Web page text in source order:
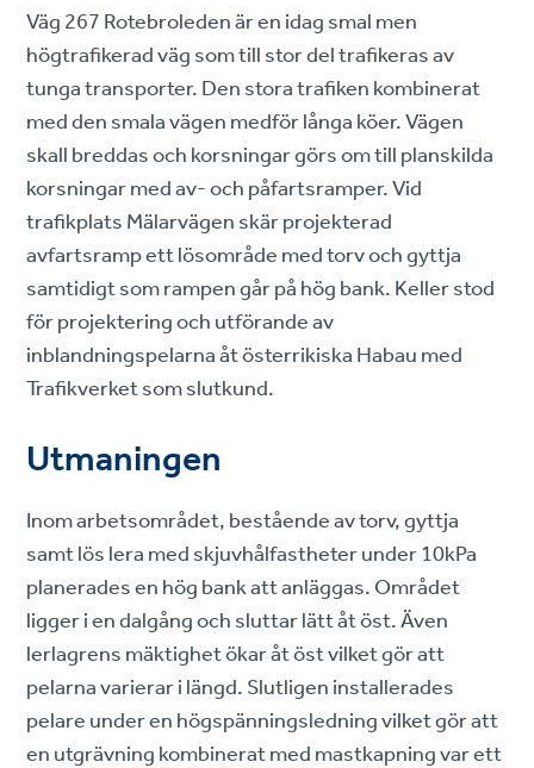
Väg 267 Rotebroleden är en idag smal men
högtrafikerad väg som till stor del trafikeras av
tunga transporter. Den stora trafiken kombinerat
med den smala vägen medför långa köer. Vägen
skall breddas och korsningar görs om till planskilda
korsningar med av- och påfartsramper. Vid
trafikplats Mälarvägen skär projekterad
avfartsramp ett lösområde med torv och gyttja
samtidigt som rampen går på hög bank. Keller stod
för projektering och utförande av
inblandningspelarna åt österrikiska Habau med
Trafikverket som slutkund.
Utmaningen
Inom arbetsområdet, bestående av torv, gyttja
samt lös lera med skjuvhålfastheter under 10kPa
planerades en hög bank att anläggas. Området
ligger i en dalgång och sluttar lätt åt öst. Även
lerlagrens mäktighet ökar åt öst vilket gör att
pelarna varierar i längd. Slutligen installerades
pelare under en högspänningsledning vilket gör att
en utgrävning kombinerat med mastkapning var ett